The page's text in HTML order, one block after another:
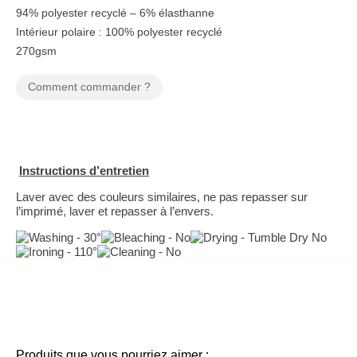
94% polyester recyclé – 6% élasthanne
Intérieur polaire : 100% polyester recyclé
270gsm
Comment commander ?
Instructions d’entretien
Laver avec des couleurs similaires, ne pas repasser sur
l’imprimé, laver et repasser à l’envers.